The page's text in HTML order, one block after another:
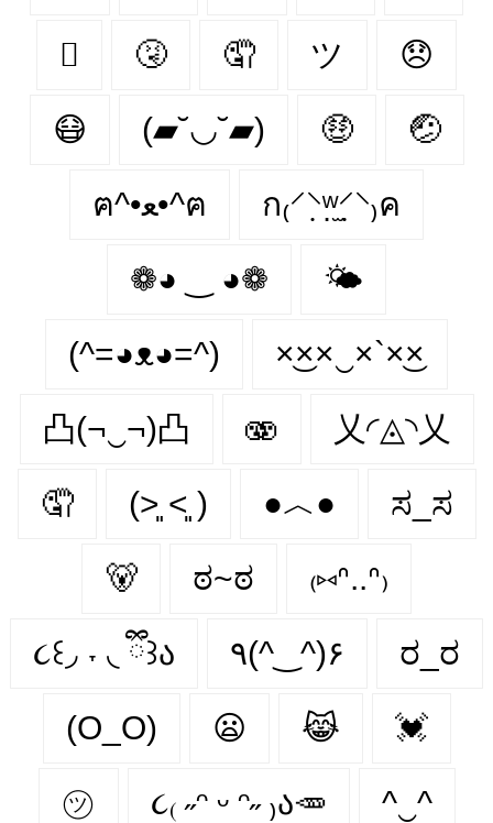
🫩 🤧 🤦‍ ツ 😞
😷 (▰˘◡˘▰) 🤑 🤕
ฅ^•ﻌ•^ฅ ก₍⸍⸌̣ʷ̣̫⸍̣⸌₎ค
❁◕ ‿ ◕❁ 🌤
(^=◕ᴥ◕=^) ×͜××‿×`×͜×
凸(¬‿¬)凸 🫨 乂◜◬◝乂
🤦 (˃͈ ˂͈ ) ●︿● ಸ_ಸ
🐻 ಠ~ಠ ₍⑅ᐢ..ᐢ₎
૮꒰◞ ˕ ◟ ྀི꒱ა ٩(^‿^)۶ ರ_ರ
(O_O) 😦 😹 💓
㋡ ૮₍ ˶ᵔ ᵕ ᵔ˶ ₎ა🥕 ^‿^